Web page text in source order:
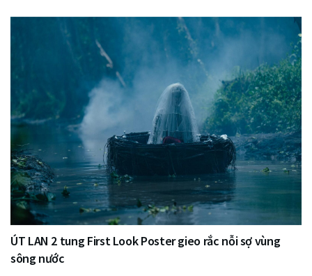
ÚT LAN 2 tung First Look Poster gieo rắc nỗi sợ vùng
sông nước